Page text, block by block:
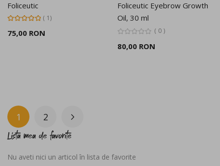
Foliceutic
Rating:
100%
1
75,00 RON
Foliceutic Eyebrow Growth
Oil, 30 ml
0
80,00 RON
Pagina
în acest moment cititi pagina
1 Pagina
2 Pagina
Urmatorul
Lista mea de favorite
Nu aveti nici un articol în lista de favorite